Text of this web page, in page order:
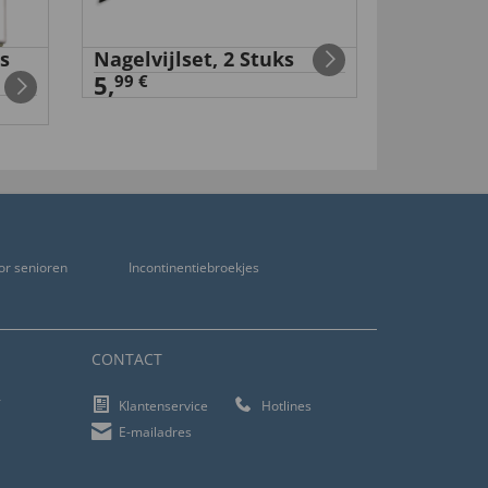
Nagelvijlset, 2 Stuks
5,99 €
senioren Incontinentiebroekjes
CONTACT
Klantenservice
Hotlines
E-mailadres